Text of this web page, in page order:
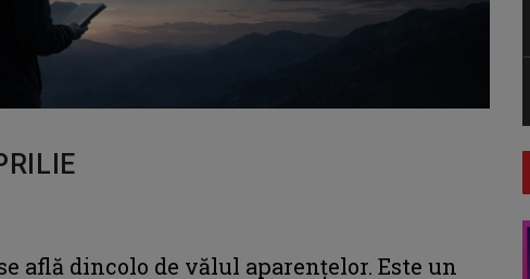
află dincolo de vălul aparențelor. Este un